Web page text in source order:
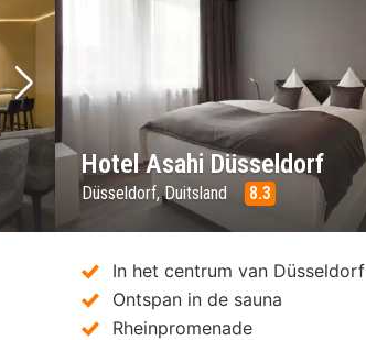
Volgende foto
Vorige foto
Hotel Asahi Düsseldorf
Düsseldorf, Duitsland 8.3
In het centrum van Düsseldorf
Ontspan in de sauna
Rheinpromenade